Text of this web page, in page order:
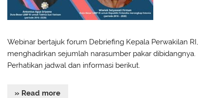
Webinar bertajuk forum Debriefing Kepala Perwakilan RI,
menghadirkan sejumlah narasumber pakar dibidangnya.
Perhatikan jadwal dan informasi berikut.
» Read more